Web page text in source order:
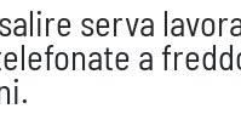
serva
a